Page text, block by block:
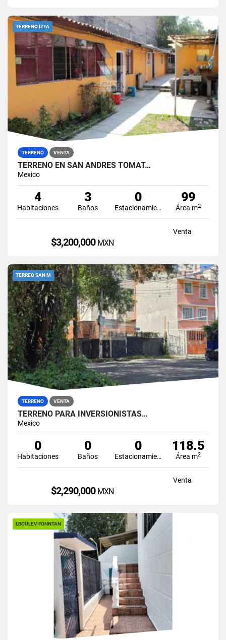
TERRENO IZTA
TERRENO VENTA
TERRENO EN SAN ANDRES TOMAT…
Mexico
4
Habitaciones
3
Baños
0
Estacionamiento
99
Área m2
Venta
$3,200,000 MXN
TERREO SAN M
TERRENO VENTA
TERRENO PARA INVERSIONISTAS…
Mexico
0
Habitaciones
0
Baños
0
Estacionamiento
118.5
Área m2
Venta
$2,290,000 MXN
LBOULEV FONNTAN